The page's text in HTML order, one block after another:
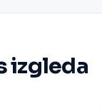
izgleda